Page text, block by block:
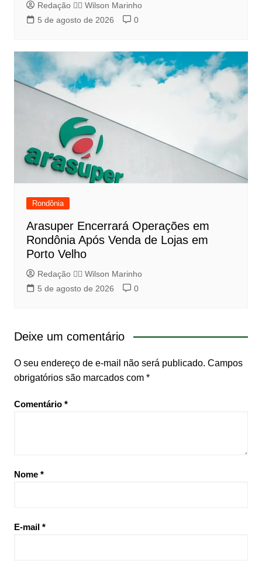
Redação 👨‍⚖️​ Wilson Marinho
5 de agosto de 2026
0
Rondônia
Arasuper Encerrará Operações em
Rondônia Após Venda de Lojas em
Porto Velho
Redação 👨‍⚖️​ Wilson Marinho
5 de agosto de 2026
0
Deixe um comentário
O seu endereço de e-mail não será publicado. Campos
obrigatórios são marcados com *
Comentário *
Nome *
E-mail *